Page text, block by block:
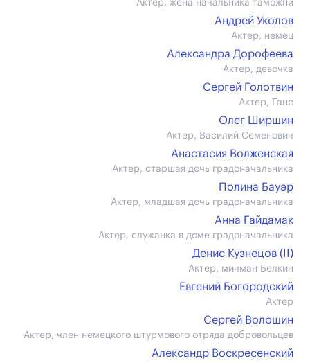
Актер, жена начальника таможни
Андрей Уколов
Актер, немец
Александра Дорофеева
Актер, девочка
Сергей Голотвин
Актер, Ганс
Олег Ширшин
Актер, Василий Семенович
Анастасия Волженская
Актер, старшая дочь градоначальника
Полина Бауэр
Актер, младшая дочь градоначальника
Анна Гайдамак
Актер, служанка в доме градоначальника
Денис Кузнецов (II)
Актер, мичман Белкин
Евгений Богородский
Актер
Сергей Волошин
Актер, член немецкого штурмового отряда добровольцев
Александр Воскресенский